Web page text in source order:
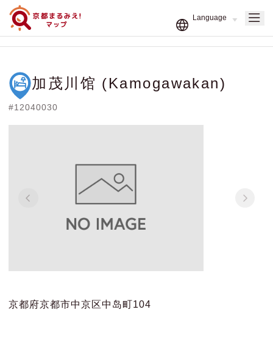
加茂川馆 (Kamogawakan)
#12040030
京都府京都市中京区中岛町104